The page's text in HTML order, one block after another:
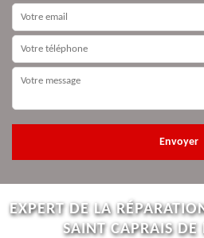
EXPERT DE LA
SAINT CAPRAIS DE